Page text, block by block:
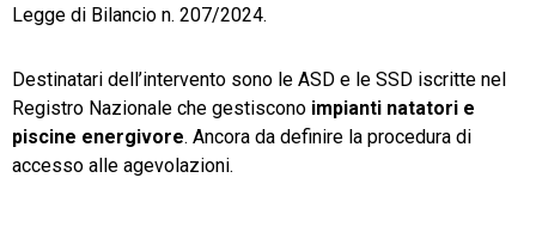
Legge di Bilancio n. 207/2024.
Destinatari dell’intervento sono le ASD e le SSD iscritte nel
Registro Nazionale che gestiscono impianti natatori e
piscine energivore. Ancora da definire la procedura di
accesso alle agevolazioni.